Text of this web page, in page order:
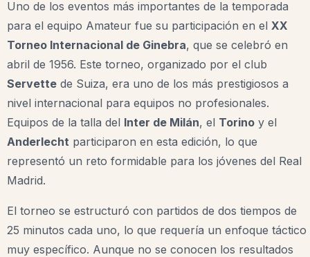
Uno de los eventos más importantes de la temporada
para el equipo Amateur fue su participación en el XX
Torneo Internacional de Ginebra, que se celebró en
abril de 1956. Este torneo, organizado por el club
Servette de Suiza, era uno de los más prestigiosos a
nivel internacional para equipos no profesionales.
Equipos de la talla del Inter de Milán, el Torino y el
Anderlecht participaron en esta edición, lo que
representó un reto formidable para los jóvenes del Real
Madrid.
El torneo se estructuró con partidos de dos tiempos de
25 minutos cada uno, lo que requería un enfoque táctico
muy específico. Aunque no se conocen los resultados